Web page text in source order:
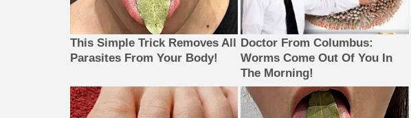
This Simple Trick Removes All
Parasites From Your Body!
Doctor From Columbus:
Worms Come Out Of You In
The Morning!